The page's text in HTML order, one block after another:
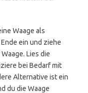
Waage als
ein und ziehe
Lies die
bei Bedarf mit
Alternative ist ein
du die Waage